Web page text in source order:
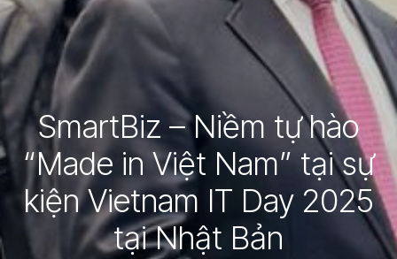
SmartBiz – Niềm tự hào
“Made in Việt Nam” tại sự
kiện Vietnam IT Day 2025
tại Nhật Bản